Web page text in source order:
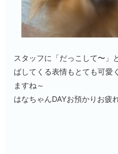
スタッフに「だっこして〜」
ばしてくる表情もとても可愛
ますね～
はなちゃんDAYお預かりお疲